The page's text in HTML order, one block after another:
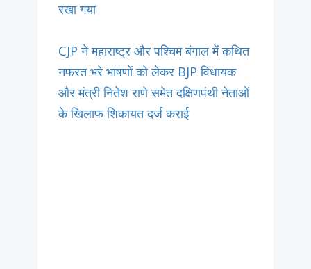
रखा गया
CJP ने महाराष्ट्र और पश्चिम बंगाल में कथित
नफरत भरे भाषणों को लेकर BJP विधायक
और मंत्री नितेश राणे समेत दक्षिणपंथी नेताओं
के खिलाफ शिकायत दर्ज कराई